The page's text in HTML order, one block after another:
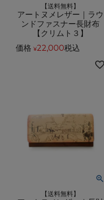
【送料無料】
アートヌメレザー｜ラウ
ンドファスナー長財布
【クリムト３】
価格 ¥22,000税込
【送料無料】